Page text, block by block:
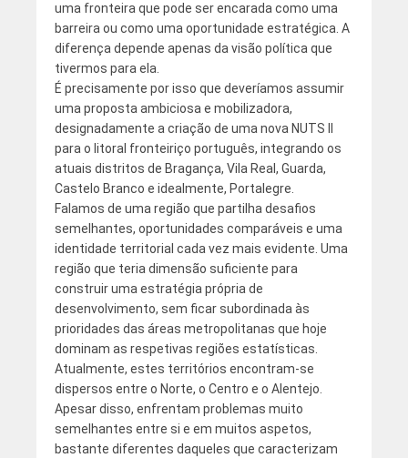
uma fronteira que pode ser encarada como uma
barreira ou como uma oportunidade estratégica. A
diferença depende apenas da visão política que
tivermos para ela.
É precisamente por isso que deveríamos assumir
uma proposta ambiciosa e mobilizadora,
designadamente a criação de uma nova NUTS II
para o litoral fronteiriço português, integrando os
atuais distritos de Bragança, Vila Real, Guarda,
Castelo Branco e idealmente, Portalegre.
Falamos de uma região que partilha desafios
semelhantes, oportunidades comparáveis e uma
identidade territorial cada vez mais evidente. Uma
região que teria dimensão suficiente para
construir uma estratégia própria de
desenvolvimento, sem ficar subordinada às
prioridades das áreas metropolitanas que hoje
dominam as respetivas regiões estatísticas.
Atualmente, estes territórios encontram-se
dispersos entre o Norte, o Centro e o Alentejo.
Apesar disso, enfrentam problemas muito
semelhantes entre si e em muitos aspetos,
bastante diferentes daqueles que caracterizam